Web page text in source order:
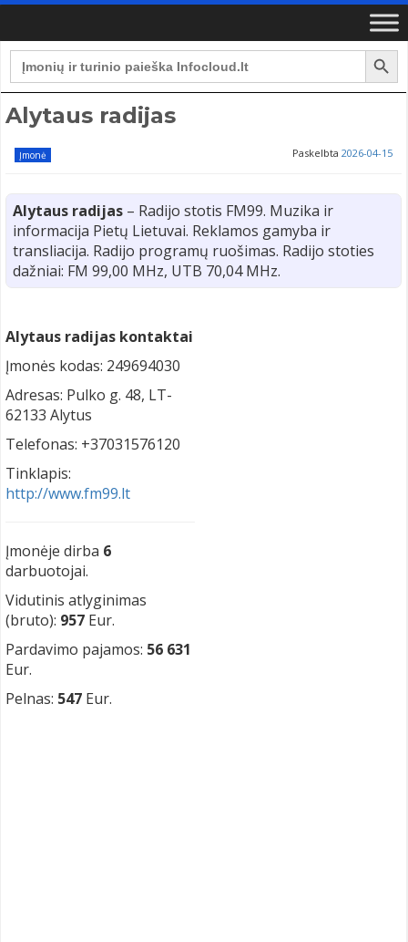
Search
for:
Search Button
Alytaus radijas
Įmonė Paskelbta 2026-04-15
Alytaus radijas – Radijo stotis FM99. Muzika ir
informacija Pietų Lietuvai. Reklamos gamyba ir
transliacija. Radijo programų ruošimas. Radijo stoties
dažniai: FM 99,00 MHz, UTB 70,04 MHz.
Alytaus radijas kontaktai
Įmonės kodas: 249694030
Adresas: Pulko g. 48, LT-
62133 Alytus
Telefonas: +37031576120
Tinklapis:
http://www.fm99.lt
Įmonėje dirba 6
darbuotojai.
Vidutinis atlyginimas
(bruto): 957 Eur.
Pardavimo pajamos: 56 631
Eur.
Pelnas: 547 Eur.